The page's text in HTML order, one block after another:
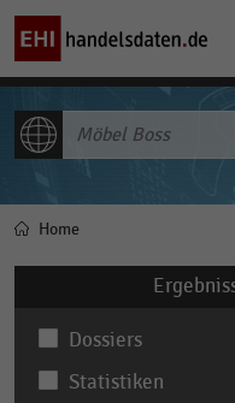
Pfadnavigation
Home
Dossiers
Statistiken